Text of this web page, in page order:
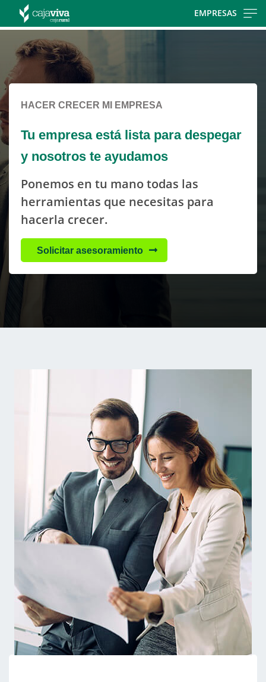
EMPRESAS
Cargando
contenido,
por
favor
HACER CRECER MI EMPRESA
Tu empresa está lista para despegar
y nosotros te ayudamos
Ponemos en tu mano todas las
herramientas que necesitas para
hacerla crecer.
Solicitar asesoramiento